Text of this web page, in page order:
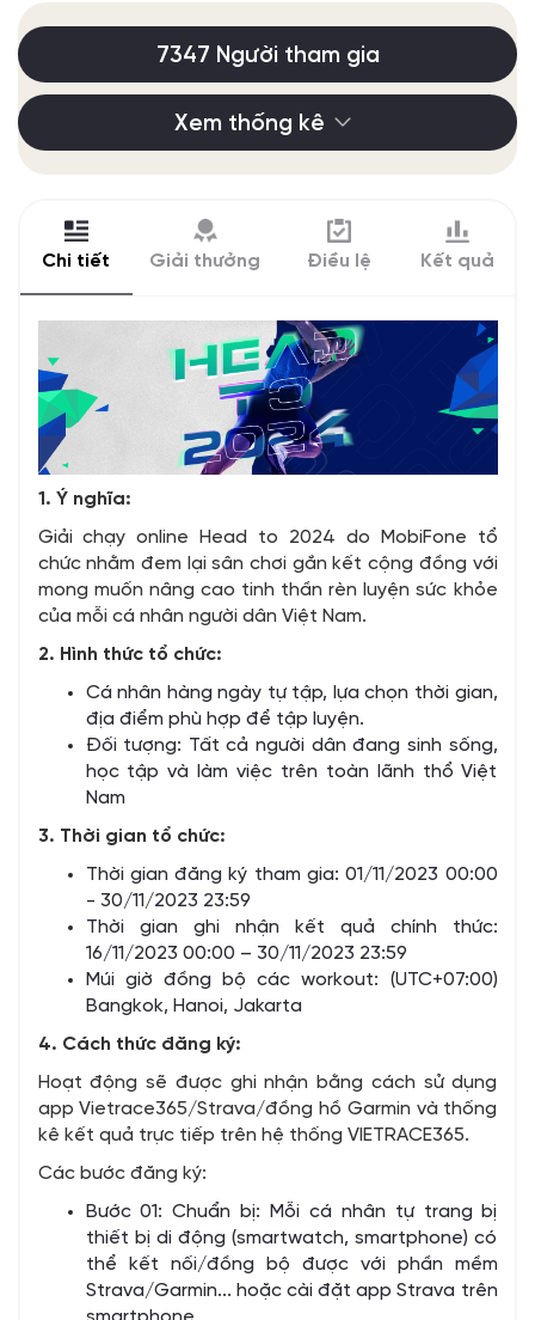
7347 Người tham gia
Xem thống kê
Chi tiết Giải thưởng Điều lệ Kết quả
1. Ý nghĩa:
Giải chạy online Head to 2024 do MobiFone tổ
chức nhằm đem lại sân chơi gắn kết cộng đồng với
mong muốn nâng cao tinh thần rèn luyện sức khỏe
của mỗi cá nhân người dân Việt Nam.
2. Hình thức tổ chức:
Cá nhân hàng ngày tự tập, lựa chọn thời gian,
địa điểm phù hợp để tập luyện.
Đối tượng: Tất cả người dân đang sinh sống,
học tập và làm việc trên toàn lãnh thổ Việt
Nam
3. Thời gian tổ chức:
Thời gian đăng ký tham gia: 01/11/2023 00:00
- 30/11/2023 23:59
Thời gian ghi nhận kết quả chính thức:
16/11/2023 00:00 – 30/11/2023 23:59
Múi giờ đồng bộ các workout: (UTC+07:00)
Bangkok, Hanoi, Jakarta
4. Cách thức đăng ký:
Hoạt động sẽ được ghi nhận bằng cách sử dụng
app Vietrace365/Strava/đồng hồ Garmin và thống
kê kết quả trực tiếp trên hệ thống VIETRACE365.
Các bước đăng ký:
Bước 01: Chuẩn bị: Mỗi cá nhân tự trang bị
thiết bị di động (smartwatch, smartphone) có
thể kết nối/đồng bộ được với phần mềm
Strava/Garmin... hoặc cài đặt app Strava trên